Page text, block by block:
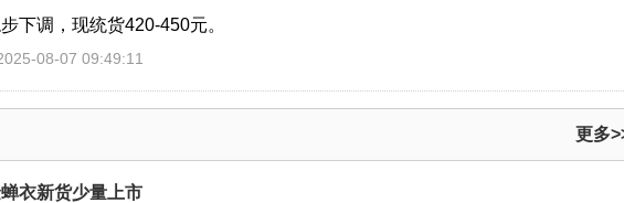
下调，现统货420-450元。
08-07 09:49:11
更多
衣新货少量上市